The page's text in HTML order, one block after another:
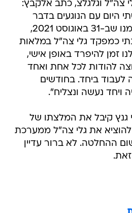
צה"ל וגלגלצ, כתב אלקבץ:
היום עם הנוגעים בדבר
במשרד הביטחון, וסיכמנו שב-31 באוגוסט 2021,
כמפקד גלי צה"ל במלאות
זמן להיפרד באופן אישי,
להודות לכל אחת ואחד
לעבוד ביחד. בחודשים
ויחד נעשה ונצליח".
גנץ קיבל את המלצתו של
את גלי צה"ל ממערכת
ההחלטה. לא ברור עדיין